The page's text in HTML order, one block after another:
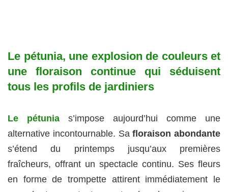
Le pétunia, une explosion de couleurs et
une floraison continue qui séduisent
tous les profils de jardiniers
Le pétunia s’impose aujourd’hui comme une
alternative incontournable. Safloraison abondante
s’étend du printemps jusqu’aux premières
fraîcheurs, offrant un spectacle continu. Ses fleurs
en forme de trompette attirent immédiatement le